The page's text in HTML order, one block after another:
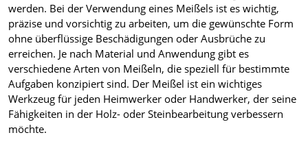
werden. Bei der Verwendung eines Meißels ist es wichtig,
präzise und vorsichtig zu arbeiten, um die gewünschte Form
ohne überflüssige Beschädigungen oder Ausbrüche zu
erreichen. Je nach Material und Anwendung gibt es
verschiedene Arten von Meißeln, die speziell für bestimmte
Aufgaben konzipiert sind. Der Meißel ist ein wichtiges
Werkzeug für jeden Heimwerker oder Handwerker, der seine
Fähigkeiten in der Holz- oder Steinbearbeitung verbessern
möchte.